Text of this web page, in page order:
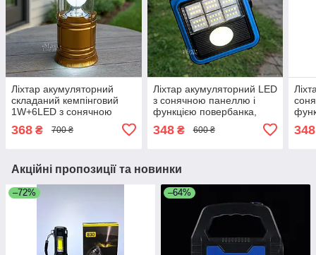
Ліхтар акумуляторний
складаний кемпінговий
1W+6LED з сонячною
Power Bank, CLS-5800T-
368 ₴ 700 ₴
Ліхтар акумуляторний LED
з сонячною панеллю і
функцією повербанка,
зарядкою і 4 режимами,
348₴ 600 ₴ 348
Акційні пропозиції та новинки
–72% –64%